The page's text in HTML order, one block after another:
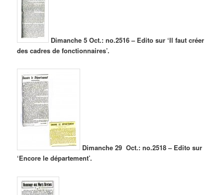
Dimanche 5 Oct.: no.2516 – Edito sur ‘Il faut créer
des cadres de fonctionnaires’.
Dimanche 29 Oct.: no.2518 – Edito sur
‘Encore le département’.